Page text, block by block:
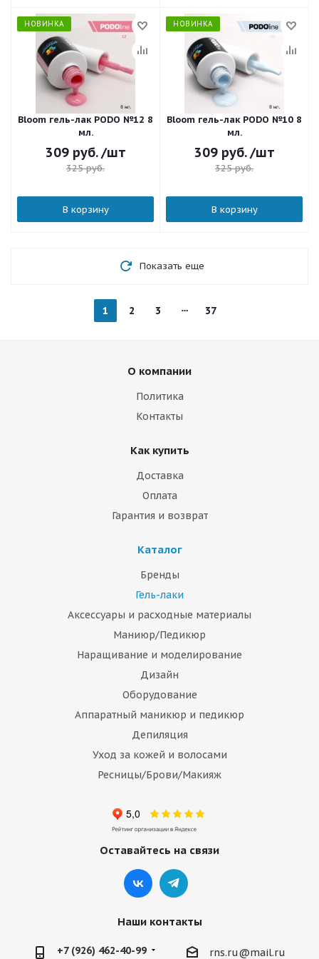
НОВИНКА
Bloom гель-лак PODO №12 8
мл.
309руб. /шт
325руб.
В корзину
НОВИНКА
Bloom гель-лак PODO №10 8
мл.
309руб. /шт
325руб.
В корзину
Показать еще
1 2 3 37
О компании
Политика
Контакты
Как купить
Доставка
Оплата
Гарантия и возврат
Каталог
Бренды
Гель-лаки
Аксессуары и расходные материалы
Маниюр/Педикюр
Наращивание и моделирование
Дизайн
Оборудование
Аппаратный маникюр и педикюр
Депиляция
Уход за кожей и волосами
Ресницы/Брови/Макияж
Оставайтесь на связи
Наши контакты
+7 (926) 462-40-99 rns.ru@mail.ru